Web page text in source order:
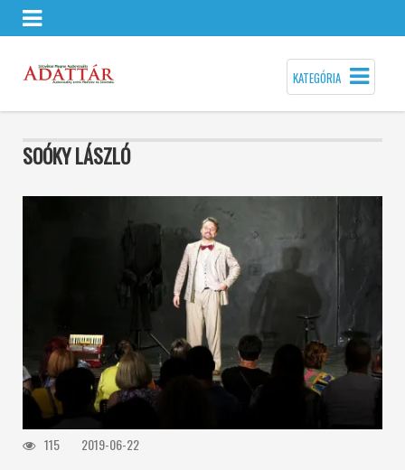
KATEGÓRIA
SOÓKY LÁSZLÓ
115 2019-06-22